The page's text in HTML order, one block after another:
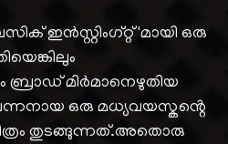
ഇൻസ്റ്റിംഗ്റ്റ് 'മായി ഒരു
ബ്രാഡ് മിർമാനെഴുതിയ
ഒരു മധ്യവയസ്കൻ്റെ
തുടങ്ങുന്നത്.അതൊരു